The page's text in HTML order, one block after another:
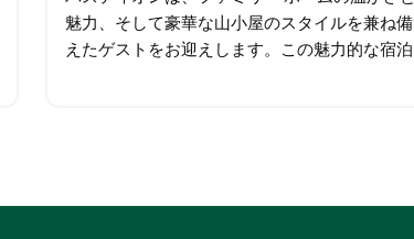
魅力、そして豪華な山小屋のスタイルを兼ね備
えたゲストをお迎えします。この魅力的な宿泊